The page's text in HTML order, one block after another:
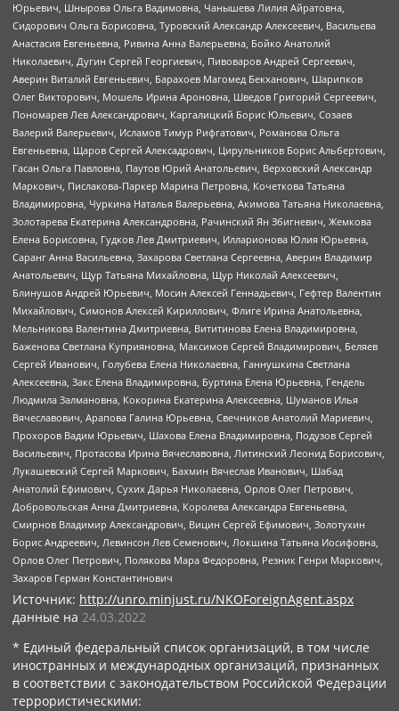
Юрьевич, Шнырова Ольга Вадимовна, Чанышева Лилия Айратовна,
Сидорович Ольга Борисовна, Туровский Александр Алексеевич, Васильева
Анастасия Евгеньевна, Ривина Анна Валерьевна, Бойко Анатолий
Николаевич, Дугин Сергей Георгиевич, Пивоваров Андрей Сергеевич,
Аверин Виталий Евгеньевич, Барахоев Магомед Бекханович, Шарипков
Олег Викторович, Мошель Ирина Ароновна, Шведов Григорий Сергеевич,
Пономарев Лев Александрович, Каргалицкий Борис Юльевич, Созаев
Валерий Валерьевич, Исламов Тимур Рифгатович, Романова Ольга
Евгеньевна, Щаров Сергей Алексадрович, Цирульников Борис Альбертович,
Гасан Ольга Павловна, Паутов Юрий Анатольевич, Верховский Александр
Маркович, Пислакова-Паркер Марина Петровна, Кочеткова Татьяна
Владимировна, Чуркина Наталья Валерьевна, Акимова Татьяна Николаевна,
Золотарева Екатерина Александровна, Рачинский Ян Збигневич, Жемкова
Елена Борисовна, Гудков Лев Дмитриевич, Илларионова Юлия Юрьевна,
Саранг Анна Васильевна, Захарова Светлана Сергеевна, Аверин Владимир
Анатольевич, Щур Татьяна Михайловна, Щур Николай Алексеевич,
Блинушов Андрей Юрьевич, Мосин Алексей Геннадьевич, Гефтер Валентин
Михайлович, Симонов Алексей Кириллович, Флиге Ирина Анатольевна,
Мельникова Валентина Дмитриевна, Вититинова Елена Владимировна,
Баженова Светлана Куприяновна, Максимов Сергей Владимирович, Беляев
Сергей Иванович, Голубева Елена Николаевна, Ганнушкина Светлана
Алексеевна, Закс Елена Владимировна, Буртина Елена Юрьевна, Гендель
Людмила Залмановна, Кокорина Екатерина Алексеевна, Шуманов Илья
Вячеславович, Арапова Галина Юрьевна, Свечников Анатолий Мариевич,
Прохоров Вадим Юрьевич, Шахова Елена Владимировна, Подузов Сергей
Васильевич, Протасова Ирина Вячеславовна, Литинский Леонид Борисович,
Лукашевский Сергей Маркович, Бахмин Вячеслав Иванович, Шабад
Анатолий Ефимович, Сухих Дарья Николаевна, Орлов Олег Петрович,
Добровольская Анна Дмитриевна, Королева Александра Евгеньевна,
Смирнов Владимир Александрович, Вицин Сергей Ефимович, Золотухин
Борис Андреевич, Левинсон Лев Семенович, Локшина Татьяна Иосифовна,
Орлов Олег Петрович, Полякова Мара Федоровна, Резник Генри Маркович,
Захаров Герман Константинович
Источник: http://unro.minjust.ru/NKOForeignAgent.aspx
данные на 24.03.2022
* Единый федеральный список организаций, в том числе
иностранных и международных организаций, признанных
в соответствии с законодательством Российской Федерации
террористическими: